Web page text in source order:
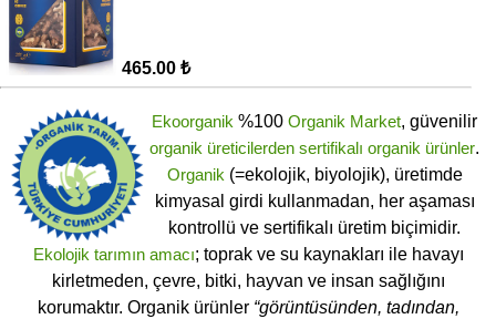
465.00 ₺
Ekoorganik %100 Organik Market, güvenilir
organik üreticilerden sertifikalı organik ürünler.
Organik (=ekolojik, biyolojik), üretimde
kimyasal girdi kullanmadan, her aşaması
kontrollü ve sertifikalı üretim biçimidir.
Ekolojik tarımın amacı; toprak ve su kaynakları ile havayı
kirletmeden, çevre, bitki, hayvan ve insan sağlığını
korumaktır. Organik ürünler “görüntüsünden, tadından,